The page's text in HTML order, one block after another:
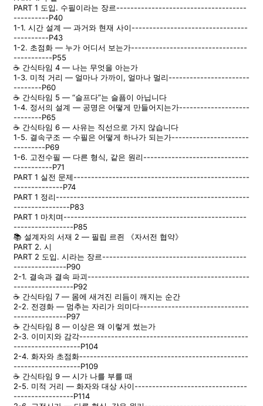
PART 1 도입. 수필이라는 장르-------------------------------------
----------P40
1-1. 시간 설계 — 과거와 현재 사이---------------------------------
----------P43
1-2. 초점화 — 누가 어디서 보는가---------------------------------
-----------P55
☕ 간식타임 4 — 나는 무엇을 아는가
1-3. 미적 거리 — 얼마나 가까이, 얼마나 멀리-----------------------
--------P60
☕ 간식타임 5 — “슬프다”는 슬픔이 아닙니다
1-4. 정서의 설계 — 공명은 어떻게 만들어지는가--------------------
--------P65
☕ 간식타임 6 — 사유는 직선으로 가지 않습니다
1-5. 결속구조 — 수필은 어떻게 하나가 되는가----------------------
---------P69
1-6. 고전수필 — 다른 형식, 같은 원리------------------------------
-----------P71
PART 1 실전 문제--------------------------------------------------
--------------P74
PART 1 정리-------------------------------------------------------
----------------P83
PART 1 마치며----------------------------------------------------
-----------------P85
📚 설계자의 서재 2 — 필립 르죈 《자서전 협약》
PART 2. 시
PART 2 도입. 시라는 장르-----------------------------------------
---------------P90
2-1. 결속과 결속 파괴----------------------------------------------
-----------------P92
☕ 간식타임 7 — 몸에 새겨진 리듬이 깨지는 순간
2-2. 전경화 — 멈추는 자리가 의미다-------------------------------
---------------P97
☕ 간식타임 8 — 이상은 왜 이렇게 썼는가
2-3. 이미지와 감각------------------------------------------------
-------------------P104
2-4. 화자와 초점화------------------------------------------------
-------------------P109
☕ 간식타임 9 — 시가 나를 부를 때
2-5. 미적 거리 — 화자와 대상 사이--------------------------------
-----------------P114